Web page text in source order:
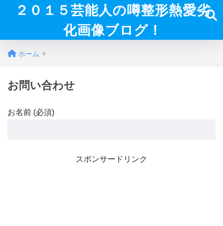
２０１５芸能人の噂整形熱愛劣
化画像ブログ！
ホーム
お問い合わせ
お名前 (必須)
スポンサードリンク